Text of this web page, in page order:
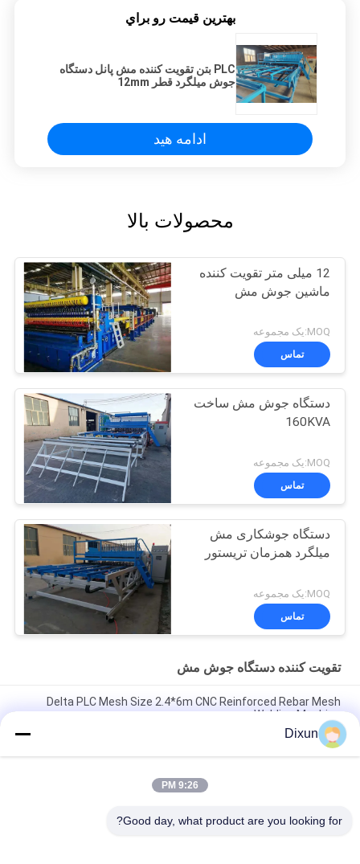
بهترين قيمت رو براي
PLC بتن تقویت کننده مش پانل دستگاه
جوش میلگرد قطر 12mm
ادامه هید
محصولات بالا
12 میلی متر تقویت کننده
ماشین جوش مش
MOQ:یک مجموعه
تماس
دستگاه جوش مش ساخت
160KVA
MOQ:یک مجموعه
تماس
دستگاه جوشکاری مش
میلگرد همزمان تریستور
MOQ:یک مجموعه
تماس
تقویت کننده دستگاه جوش مش
Delta PLC Mesh Size 2.4*6m CNC Reinforced Rebar Mesh
Welding Machine
Mesh Size 200*200mm Mesh Length 12m Concrete
Reinforcing Mesh Welding Machine
رابر 10mm تقویت میش 2.4 * 6m تقویت استیل بار میش جوش
Dixun
9:26 PM
Good day, what product are you looking for?